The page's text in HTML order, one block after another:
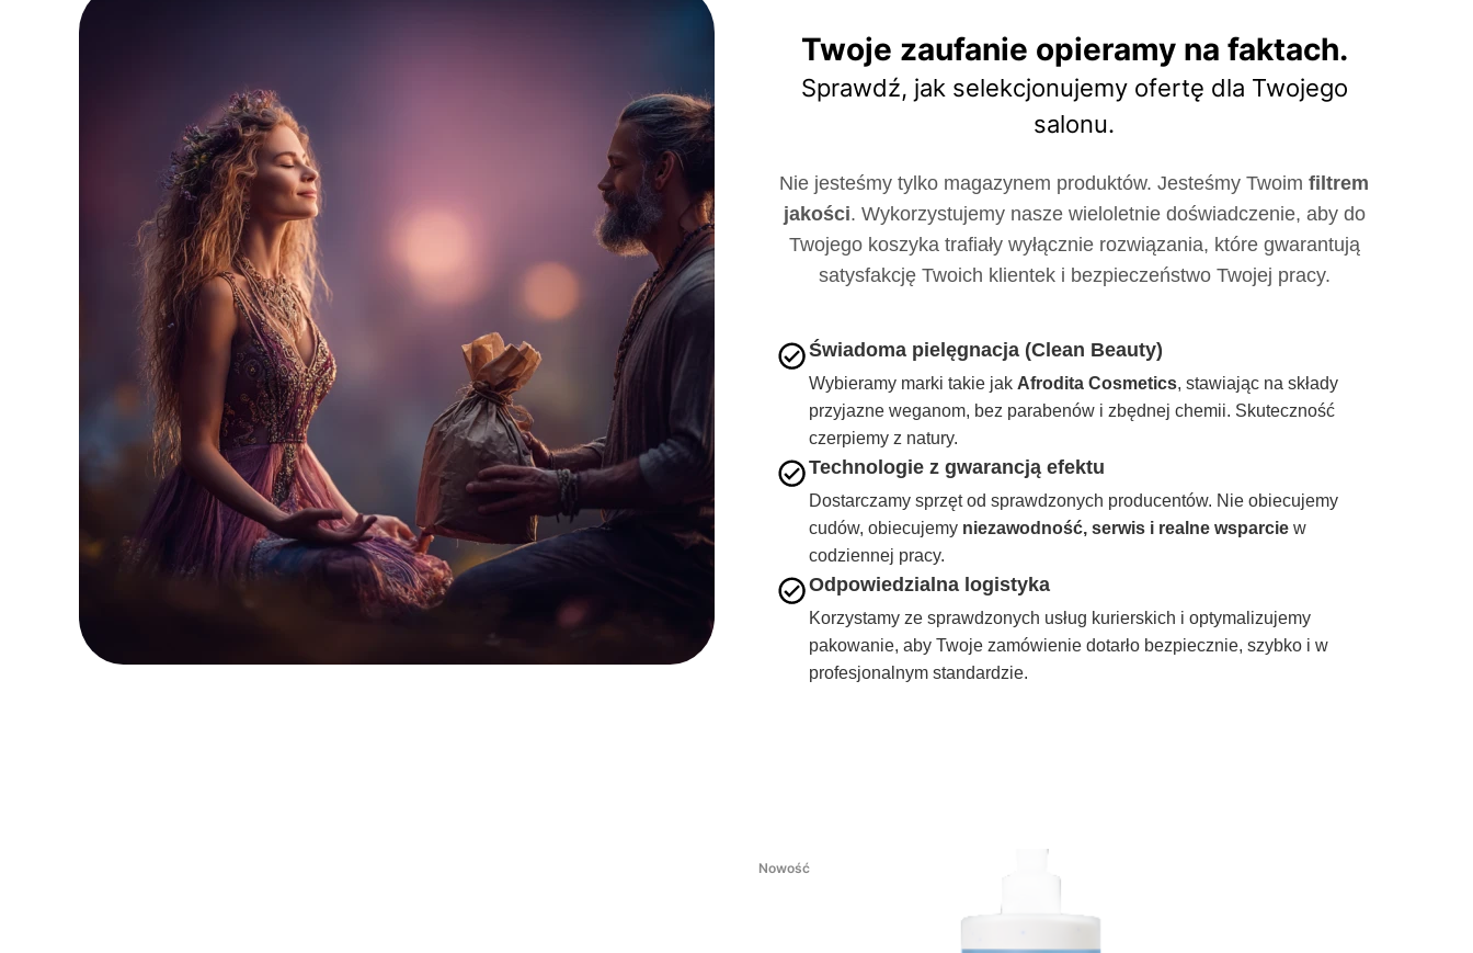
Twoje zaufanie opieramy na faktach.
Sprawdź, jak selekcjonujemy ofertę dla Twojego
salonu.
Nie jesteśmy tylko magazynem produktów. Jesteśmy Twoim filtrem
jakości. Wykorzystujemy nasze wieloletnie doświadczenie, aby do
Twojego koszyka trafiały wyłącznie rozwiązania, które gwarantują
satysfakcję Twoich klientek i bezpieczeństwo Twojej pracy.
Świadoma pielęgnacja (Clean Beauty)
Wybieramy marki takie jak Afrodita Cosmetics, stawiając na składy
przyjazne weganom, bez parabenów i zbędnej chemii. Skuteczność
czerpiemy z natury.
Technologie z gwarancją efektu
Dostarczamy sprzęt od sprawdzonych producentów. Nie obiecujemy
cudów, obiecujemy niezawodność, serwis i realne wsparcie w
codziennej pracy.
Odpowiedzialna logistyka
Korzystamy ze sprawdzonych usług kurierskich i optymalizujemy
pakowanie, aby Twoje zamówienie dotarło bezpiecznie, szybko i w
profesjonalnym standardzie.
Nowość